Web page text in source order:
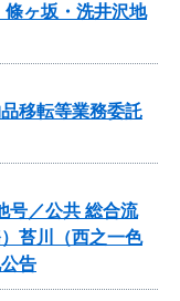
ヶ坂・洗井沢地
移転等業務委託
号／公共 総合流
苔川（西之一色
告